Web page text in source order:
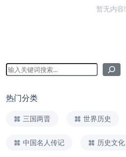
暂无内容!
热门分类
三国两晋 世界历史
中国名人传记 历史文化